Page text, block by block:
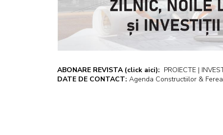
ABONARE REVISTA (click aici): PROIECTE |
DATE DE CONTACT: Agenda Constructiilor &